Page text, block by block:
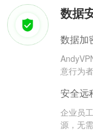
数据
数据加
意行为
安全远
企业员
源，无